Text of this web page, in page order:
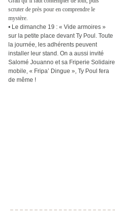
scruter de près pour en comprendre le
mystère.
• Le dimanche 19 : « Vide armoires »
sur la petite place devant Ty Poul. Toute
la journée, les adhérents peuvent
installer leur stand. On a aussi invité
Salomé Jouanno et sa Friperie Solidaire
mobile, « Fripa’ Dingue », Ty Poul fera
de même !